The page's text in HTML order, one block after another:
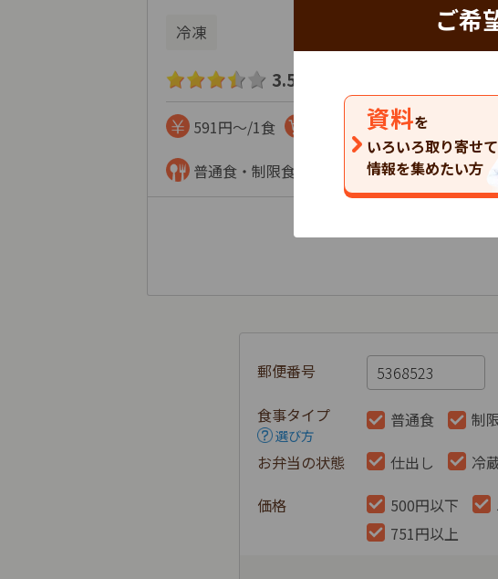
ご希
資料を
いろいろ取り寄せて
情報を集めたい方
冷凍
3.5
591円～/1食
まとめて注文
普通食・制限食
特
ま
郵便番号
食事タイプ
選び方
普通食 制
お弁当の状態
仕出し 冷
価格 500円以下
751円以上